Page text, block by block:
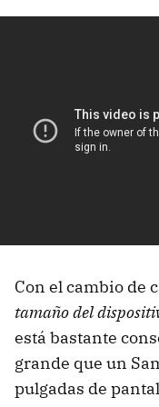
Con el cambio de
tamaño del
está bastante
grande que un
pulgadas de